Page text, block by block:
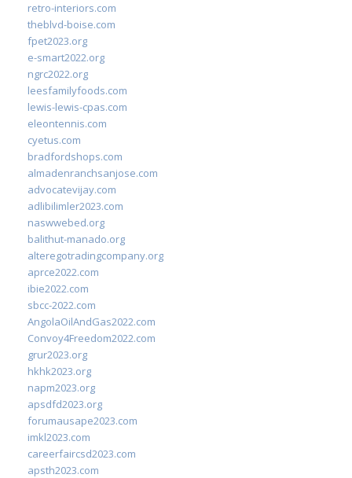
retro-interiors.com
theblvd-boise.com
fpet2023.org
e-smart2022.org
ngrc2022.org
leesfamilyfoods.com
lewis-lewis-cpas.com
eleontennis.com
cyetus.com
bradfordshops.com
almadenranchsanjose.com
advocatevijay.com
adlibilimler2023.com
naswwebed.org
balithut-manado.org
alteregotradingcompany.org
aprce2022.com
ibie2022.com
sbcc-2022.com
AngolaOilAndGas2022.com
Convoy4Freedom2022.com
grur2023.org
hkhk2023.org
napm2023.org
apsdfd2023.org
forumausape2023.com
imkl2023.com
careerfaircsd2023.com
apsth2023.com